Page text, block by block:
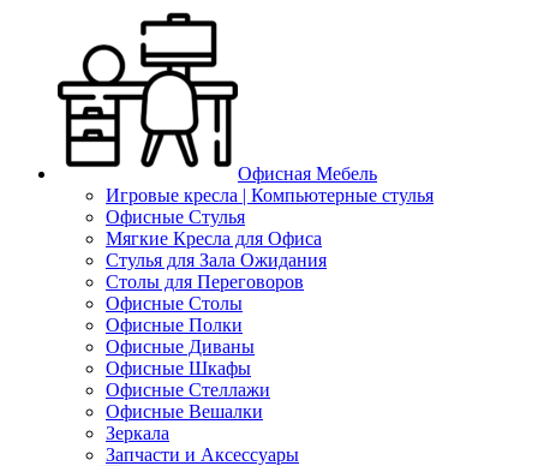
Офисная Мебель
Игровые кресла | Компьютерные стулья
Офисные Стулья
Мягкие Кресла для Офиса
Стулья для Зала Ожидания
Столы для Переговоров
Офисные Столы
Офисные Полки
Офисные Диваны
Офисные Шкафы
Офисные Стеллажи
Офисные Вешалки
Зеркала
Запчасти и Аксессуары